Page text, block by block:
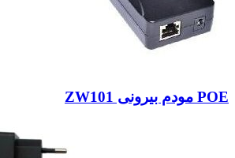
POE مودم بیرونی ZW101